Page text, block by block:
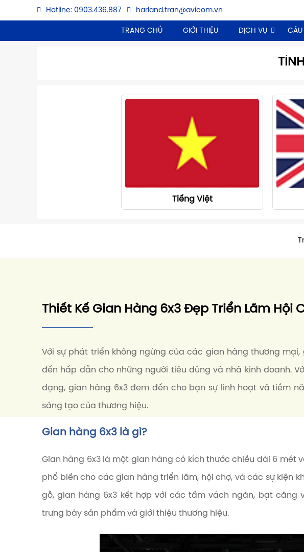
Hotline: 0903.436.887 harland.tran@avicom.vn
TRANG CHỦ GIỚI THIỆU DỊCH VỤ CÂU
Tiếng Việt
Thiết Kế Gian Hàng 6x3 Đẹp Triển Lãm Hội
Với sự phát triển không ngừng của các gian hàng thương mại,
đến hấp dẫn cho những người tiêu dùng và nhà kinh doanh.
dạng, gian hàng 6x3 đem đến cho bạn sự linh hoạt và tiềm
sáng tạo của thương hiệu.
Gian hàng 6x3 là gì?
Gian hàng 6x3 là một gian hàng có kích thước chiều dài 6 mét
phổ biến cho các gian hàng triển lãm, hội chợ, và các sự kiện
gỗ, gian hàng 6x3 kết hợp với các tấm vách ngăn, bạt căng
trưng bày sản phẩm và giới thiệu thương hiệu.